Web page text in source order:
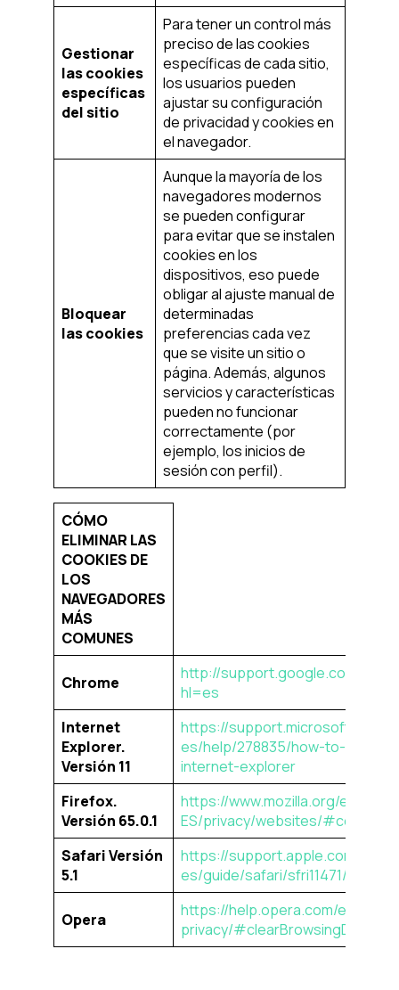
Gestionar
las cookies
específicas
del sitio
Para tener un control más
preciso de las cookies
específicas de cada sitio,
los usuarios pueden
ajustar su configuración
de privacidad y cookies en
el navegador.
Bloquear
las cookies
Aunque la mayoría de los
navegadores modernos
se pueden configurar
para evitar que se instalen
cookies en los
dispositivos, eso puede
obligar al ajuste manual de
determinadas
preferencias cada vez
que se visite un sitio o
página. Además, algunos
servicios y características
pueden no funcionar
correctamente (por
ejemplo, los inicios de
sesión con perfil).
CÓMO
ELIMINAR LAS
COOKIES DE
LOS
NAVEGADORES
MÁS
COMUNES
Chrome
http://support.google.com/
hl=es
Internet
Explorer.
Versión 11
https://support.microsoft.com/
es/help/278835/how-to-
internet-explorer
Firefox.
Versión 65.0.1
https://www.mozilla.org/es-
ES/privacy/websites/#cookies
Safari Versión
5.1
https://support.apple.com/es-
es/guide/safari/sfri11471/mac
Opera
https://help.opera.com/en/
privacy/#clearBrowsingData